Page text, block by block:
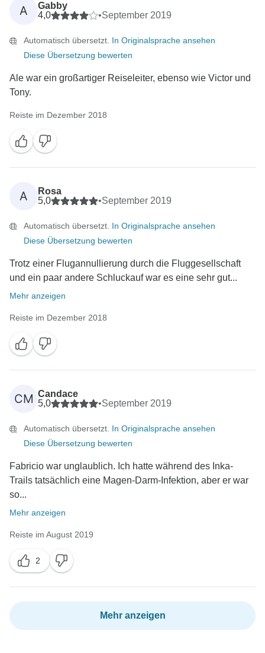
A
Gabby
4,0
•September 2019
Automatisch übersetzt. In Originalsprache ansehen
Diese Übersetzung bewerten
Ale war ein großartiger Reiseleiter, ebenso wie Victor und
Tony.
Reiste im Dezember 2018
A
Rosa
5,0
•September 2019
Automatisch übersetzt. In Originalsprache ansehen
Diese Übersetzung bewerten
Trotz einer Flugannullierung durch die Fluggesellschaft
und ein paar andere Schluckauf war es eine sehr gut...
Mehr anzeigen
Reiste im Dezember 2018
CM Candace
5,0
•September 2019
Automatisch übersetzt. In Originalsprache ansehen
Diese Übersetzung bewerten
Fabricio war unglaublich. Ich hatte während des Inka-
Trails tatsächlich eine Magen-Darm-Infektion, aber er war
so...
Mehr anzeigen
Reiste im August 2019
2
Mehr anzeigen